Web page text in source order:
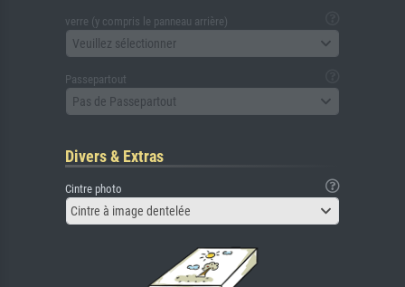
verre (y compris le panneau arrière)
Veuillez sélectionner
Passepartout
Pas de Passepartout
Divers & Extras
Cintre photo
Cintre à image dentelée